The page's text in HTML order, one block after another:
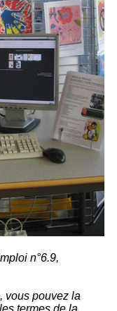
n°6.9,
vous pouvez la